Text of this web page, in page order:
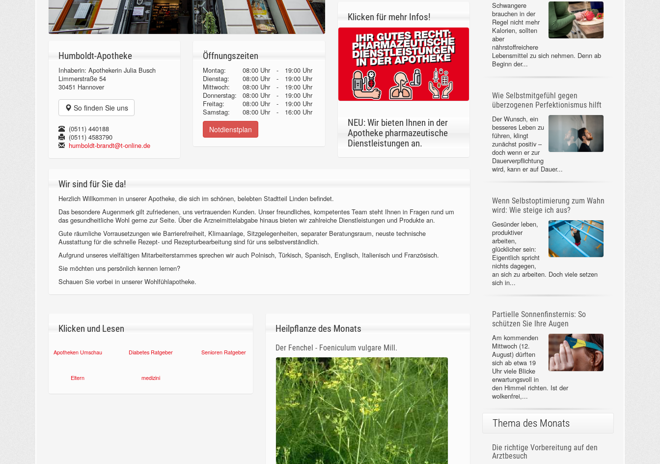
Humboldt-Apotheke
Inhaberin: Apothekerin Julia Busch
Limmerstraße 54
30451 Hannover
So finden Sie uns
(0511) 440188
(0511) 4583790
humboldt-brandt@t-online.de
Öffnungszeiten
Montag: 08:00 Uhr -
19:00 Uhr
Dienstag:
08:00 Uhr -
19:00 Uhr
Mittwoch:
08:00 Uhr -
19:00 Uhr
Donnerstag:08:00 Uhr -
19:00 Uhr
Freitag:
08:00 Uhr -
19:00 Uhr
Samstag:
08:00 Uhr - 16:00 Uhr
Notdienstplan
Klicken für mehr Infos!
NEU: Wir bieten Ihnen in der
Apotheke pharmazeutische
Dienstleistungen an.
Wir sind für Sie da!
Herzlich Willkommen in unserer Apotheke, die sich im schönen, belebten Stadtteil Linden befindet.
Das besondere Augenmerk gilt zufriedenen, uns vertrauenden Kunden. Unser freundliches, kompetentes Team steht Ihnen in Fragen rund um
das gesundheitliche Wohl gerne zur Seite. Über die Arzneimittelabgabe hinaus bieten wir zahlreiche Dienstleistungen und Produkte an.
Gute räumliche Vorrausetzungen wie Barrierefreiheit, Klimaanlage, Sitzgelegenheiten, separater Beratungsraum, neuste technische
Ausstattung für die schnelle Rezept- und Rezepturbearbeitung sind für uns selbstverständlich.
Aufgrund unseres vielfältigen Mitarbeiterstammes sprechen wir auch Polnisch, Türkisch, Spanisch, Englisch, Italienisch und Französisch.
Sie möchten uns persönlich kennen lernen?
Schauen Sie vorbei in unserer Wohlfühlapotheke.
Klicken und Lesen
Apotheken Umschau Diabetes Ratgeber Senioren Ratgeber
Eltern medizini
Heilpflanze des Monats
Der Fenchel - Foeniculum vulgare Mill.
Schwangere
brauchen in der
Regel nicht mehr
Kalorien, sollten
aber
nährstoffreichere
Lebensmittel zu sich nehmen. Denn ab
Beginn der...
Wie Selbstmitgefühl gegen
überzogenen Perfektionismus hilft
Der Wunsch, ein
besseres Leben zu
führen, klingt
zunächst positiv –
doch wenn er zur
Dauerverpflichtung
wird, kann er auf Dauer...
Wenn Selbstoptimierung zum Wahn
wird: Wie steige ich aus?
Gesünder leben,
produktiver
arbeiten,
glücklicher sein:
Eigentlich spricht
nichts dagegen,
an sich zu arbeiten. Doch viele setzen
sich in...
Partielle Sonnenfinsternis: So
schützen Sie Ihre Augen
Am kommenden
Mittwoch (12.
August) dürften
sich ab etwa 19
Uhr viele Blicke
erwartungsvoll in
den Himmel richten. Ist der
wolkenfrei,...
Thema des Monats
Die richtige Vorbereitung auf den
Arztbesuch